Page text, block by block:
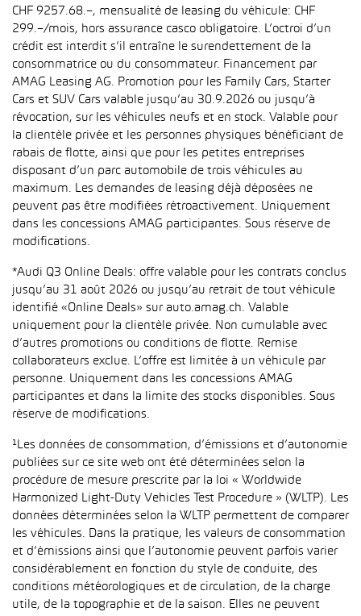
CHF 9257.68.–, mensualité de leasing du véhicule: CHF
299.–/mois, hors assurance casco obligatoire. L’octroi d’un
crédit est interdit s’il entraîne le surendettement de la
consommatrice ou du consommateur. Financement par
AMAG Leasing AG. Promotion pour les Family Cars, Starter
Cars et SUV Cars valable jusqu’au 30.9.2026 ou jusqu’à
révocation, sur les véhicules neufs et en stock. Valable pour
la clientèle privée et les personnes physiques bénéficiant de
rabais de flotte, ainsi que pour les petites entreprises
disposant d’un parc automobile de trois véhicules au
maximum. Les demandes de leasing déjà déposées ne
peuvent pas être modifiées rétroactivement. Uniquement
dans les concessions AMAG participantes. Sous réserve de
modifications.
*Audi Q3 Online Deals: offre valable pour les contrats conclus
jusqu’au 31 août 2026 ou jusqu’au retrait de tout véhicule
identifié «Online Deals» sur auto.amag.ch. Valable
uniquement pour la clientèle privée. Non cumulable avec
d’autres promotions ou conditions de flotte. Remise
collaborateurs exclue. L’offre est limitée à un véhicule par
personne. Uniquement dans les concessions AMAG
participantes et dans la limite des stocks disponibles. Sous
réserve de modifications.
¹Les données de consommation, d’émissions et d’autonomie
publiées sur ce site web ont été déterminées selon la
procédure de mesure prescrite par la loi « Worldwide
Harmonized Light-Duty Vehicles Test Procedure » (WLTP). Les
données déterminées selon la WLTP permettent de comparer
les véhicules. Dans la pratique, les valeurs de consommation
et d’émissions ainsi que l’autonomie peuvent parfois varier
considérablement en fonction du style de conduite, des
conditions météorologiques et de circulation, de la charge
utile, de la topographie et de la saison. Elles ne peuvent